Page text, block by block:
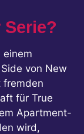
einem
von New
fremden
für True
Apartment-
wird,